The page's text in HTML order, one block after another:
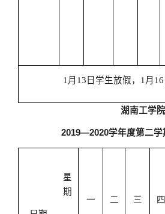
1 月 13 日学生放假， 1 月 16
湖南工学院
2019—2020学年度第二学
星
期
一 二 三 四